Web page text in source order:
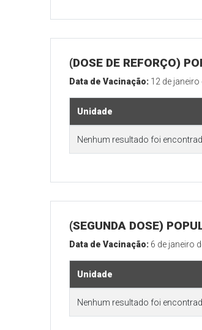
(DOSE DE REFORÇO)
Data de Vacinação: 12 de janeiro
Unidade
Nenhum resultado foi
(SEGUNDA DOSE)
Data de Vacinação: 6 de janeiro
Unidade
Nenhum resultado foi